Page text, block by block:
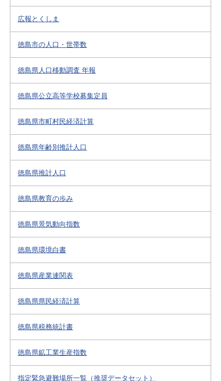
広報とくしま
徳島市の人口・世帯数
徳島県人口移動調査 年報
徳島県公立高等学校募集定員
徳島県市町村民経済計算
徳島県年齢別推計人口
徳島県推計人口
徳島県教育の歩み
徳島県景気動向指数
徳島県環境白書
徳島県産業連関表
徳島県県民経済計算
徳島県税務統計書
徳島県鉱工業生産指数
指定緊急避難場所一覧（推奨データセット）